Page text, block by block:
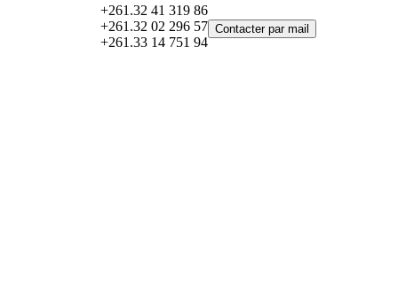
+261.32 41 319 86
+261.32 02 296 57
+261.33 14 751 94